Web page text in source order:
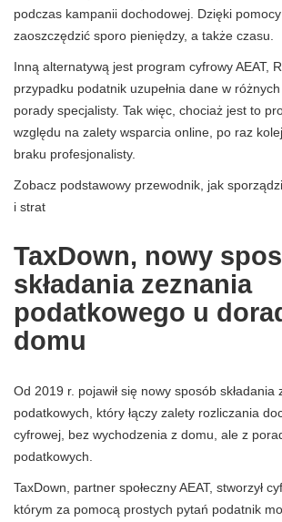
podczas kampanii dochodowej. Dzięki
zaoszczędzić sporo pieniędzy, a także czasu.
Inną alternatywą jest program cyfrowy AEAT,
przypadku podatnik uzupełnia dane w
porady specjalisty. Tak więc, chociaż jest to
względu na zalety wsparcia online, po raz
braku profesjonalisty.
Zobacz podstawowy przewodnik, jak
i strat
TaxDown, nowy
składania zeznania
podatkowego u
domu
Od 2019 r. pojawił się nowy sposób składania
podatkowych, który łączy zalety rozliczania
cyfrowej, bez wychodzenia z domu, ale z
podatkowych.
TaxDown, partner społeczny AEAT, stworzył
którym za pomocą prostych pytań podatnik